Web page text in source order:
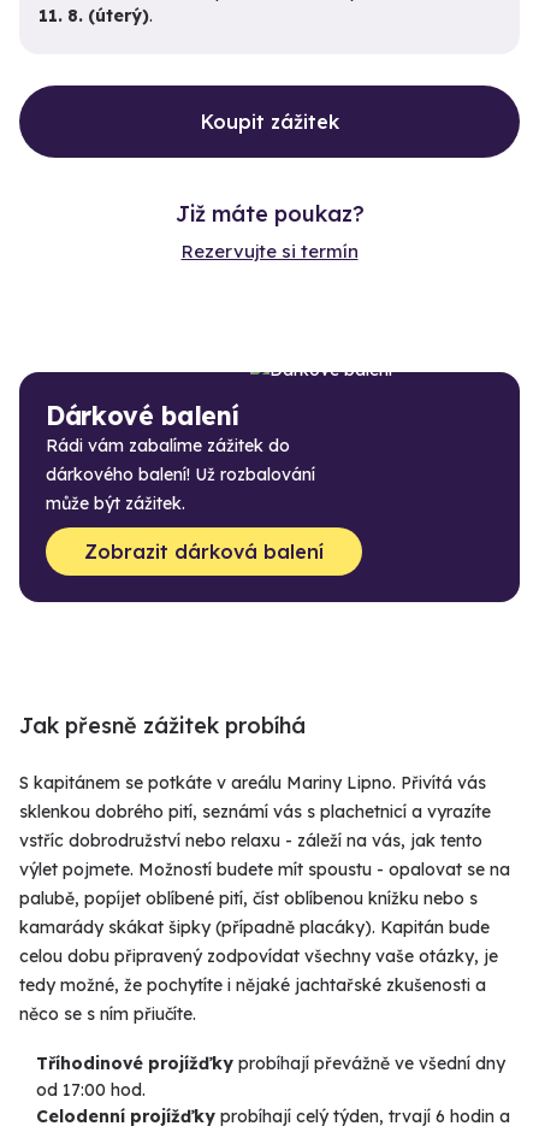
11. 8. (úterý).
Koupit zážitek
Již máte poukaz?
Rezervujte si termín
Dárkové balení
Rádi vám zabalíme zážitek do
dárkového balení! Už rozbalování
může být zážitek.
Zobrazit dárková balení
Jak přesně zážitek probíhá
S kapitánem se potkáte v areálu Mariny Lipno. Přivítá vás
sklenkou dobrého pití, seznámí vás s plachetnicí a vyrazíte
vstříc dobrodružství nebo relaxu - záleží na vás, jak tento
výlet pojmete. Možností budete mít spoustu - opalovat se na
palubě, popíjet oblíbené pití, číst oblíbenou knížku nebo s
kamarády skákat šipky (případně placáky). Kapitán bude
celou dobu připravený zodpovídat všechny vaše otázky, je
tedy možné, že pochytíte i nějaké jachtařské zkušenosti a
něco se s ním přiučíte.
Tříhodinové projížďky probíhají převážně ve všední dny
od 17:00 hod.
Celodenní projížďky probíhají celý týden, trvají 6 hodin a